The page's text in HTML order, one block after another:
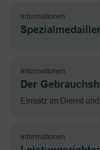
Informationen
Informationen
Der
Einsatz im Dienst
Informationen